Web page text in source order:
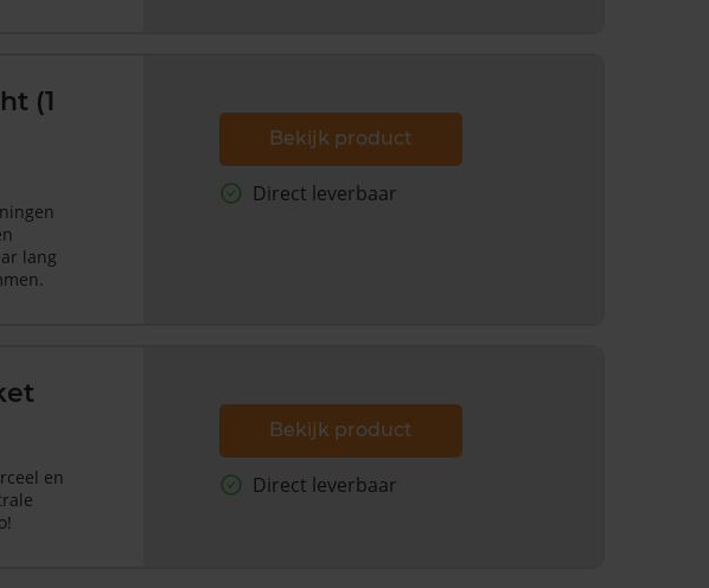
(1
lang
Bekijk product
Direct leverbaar
en
Bekijk product
Direct leverbaar